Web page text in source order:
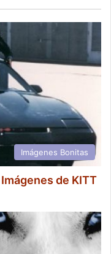
Imágenes Bonitas
de KITT